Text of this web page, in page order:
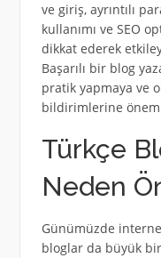
ve giriş, ayrıntılı
kullanımı ve SEO
dikkat ederek
Başarılı bir blog
pratik yapmaya ve
bildirimlerine
Türkçe
Neden
Günümüzde
bloglar da büyük